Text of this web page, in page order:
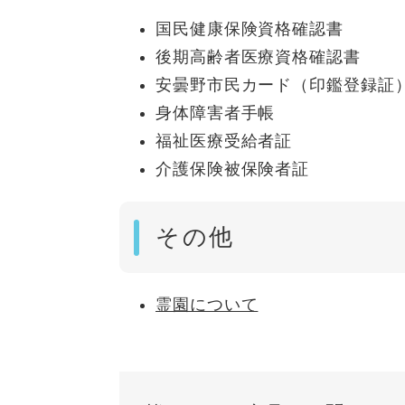
国民健康保険資格確認書
後期高齢者医療資格確認書
安曇野市民カード（印鑑登録証
身体障害者手帳
福祉医療受給者証
介護保険被保険者証
その他
霊園について